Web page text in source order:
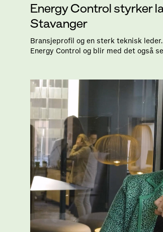
Energy Control styrker
Stavanger
Bransjeprofil og en sterk teknisk
Energy Control og blir med det også